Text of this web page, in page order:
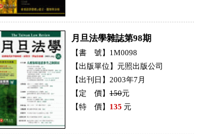
月旦法學雜誌第98期
【書 號】1M0098
【出版單位】元照出版公司
【出刊日】2003年7月
【定 價】 150元
【特 價】 135 元